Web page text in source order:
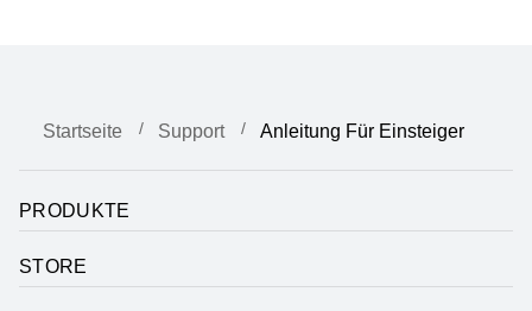
Startseite Support Anleitung Für Einsteiger
PRODUKTE
STORE